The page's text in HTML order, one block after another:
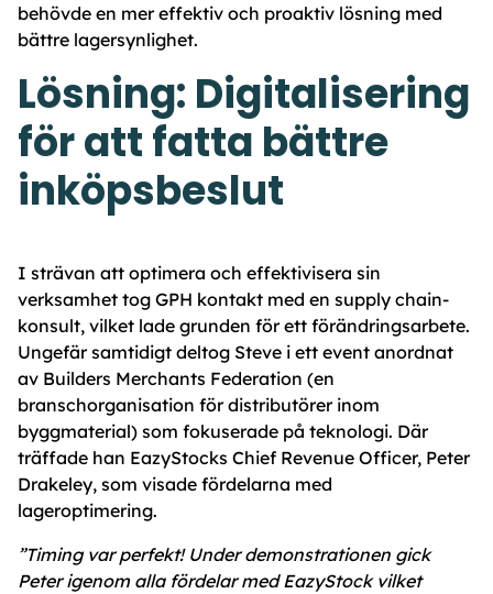
behövde en mer effektiv och proaktiv lösning med
bättre lagersynlighet.
Lösning: Digitalisering
för att fatta bättre
inköpsbeslut
I strävan att optimera och effektivisera sin
verksamhet tog GPH kontakt med en supply chain-
konsult, vilket lade grunden för ett förändringsarbete.
Ungefär samtidigt deltog Steve i ett event anordnat
av Builders Merchants Federation (en
branschorganisation för distributörer inom
byggmaterial) som fokuserade på teknologi. Där
träffade han EazyStocks Chief Revenue Officer, Peter
Drakeley, som visade fördelarna med
lageroptimering.
”Timing var perfekt! Under demonstrationen gick
Peter igenom alla fördelar med EazyStock vilket